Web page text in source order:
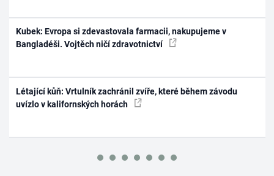
Kubek: Evropa si zdevastovala farmacii, nakupujeme v
Bangladéši. Vojtěch ničí zdravotnictví
Létající kůň: Vrtulník zachránil zvíře, které během závodu
uvízlo v kalifornských horách